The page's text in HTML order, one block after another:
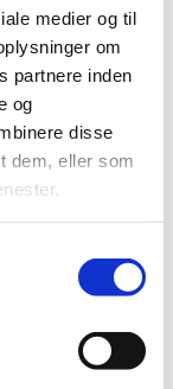
medier og til
om
partnere inden
og
disse
dem, eller som
ekskl. moms